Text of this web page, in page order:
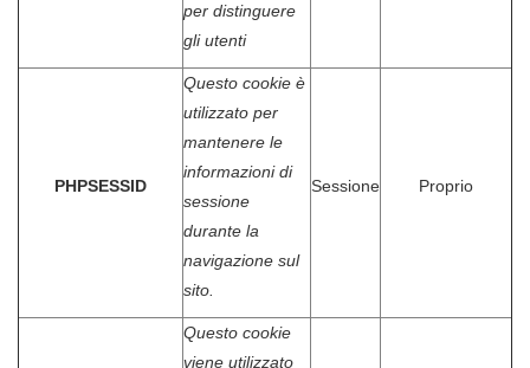
per distinguere
gli utenti
PHPSESSID
Questo cookie è
utilizzato per
mantenere le
informazioni di
sessione
durante la
navigazione sul
sito.
Sessione Proprio
Questo cookie
viene utilizzato